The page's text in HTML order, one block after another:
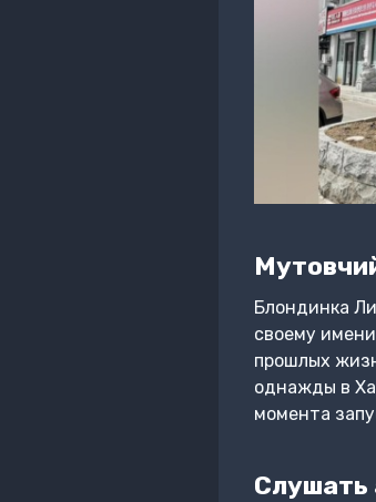
Блондинка
своему
прошлых
однажды в
момента